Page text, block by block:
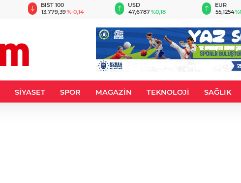
BIST 100
13.779,39%-0,14
USD
47,6787%0,18
EUR
55,1254
SİYASET SPOR MAGAZİN TEKNOLOJİ SAĞLIK